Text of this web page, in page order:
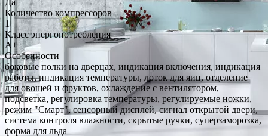
Количество компрессоров
1
Класс энергопотребления
A++
Особенности
боковые полки на дверцах, индикация включения, индикация
работы, индикация температуры, лоток для яиц, отделение
для овощей и фруктов, охлаждение с вентилятором,
подсветка, регулировка температуры, регулируемые ножки,
режим "Смарт", сенсорный дисплей, сигнал открытой двери,
система контроля влажности, скрытые ручки, суперзаморозка,
форма для льда